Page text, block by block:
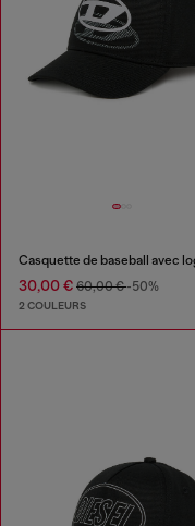
30,00 € 60,00 €-50%
2 COULEURS